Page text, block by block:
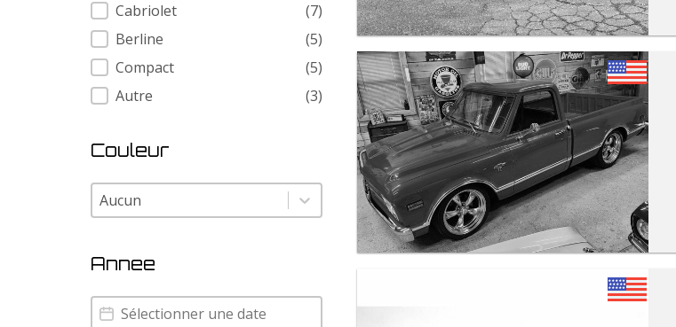
Cabriolet
(7)
Berline
(5)
Compact
(5)
Autre
(3)
Couleur
Couleur
Couleur
Annee
Annee
Annee